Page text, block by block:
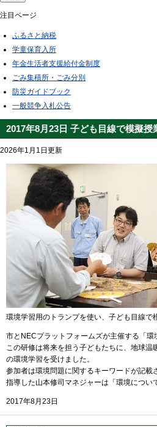
注目ページ
ふるさと納税
学童保育入所
年金生活者支援給付金制度
ごみ集積所・ごみ分別
防災ガイドブック
一般競争入札公告
2017年8月23日 子ども目線で模擬
2026年1月1日更新
環境学習用のトランプを使い、子ども目線で
市とNECプラットフォームズが主催する「
この研修は将来を担う子どもたちに、地球
の環境学習を受けました。
参加者は環境問題に関するキーワードが記載
指導した山本修司マネジャーは「環境につい
2017年8月23日